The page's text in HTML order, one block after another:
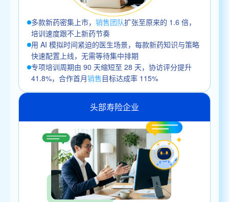
多款新药密集上市， 销售团队扩张至原来的 1.6 倍，
培训速度跟不上新药节奏
用 AI 模拟时间紧迫的医生场景，每款新药知识与策略
快速配置上线，无需等待集中排期
专项培训周期由 90 天缩短至 28 天，协访评分提升
41.8%，合作首月销售目标达成率 115%
头部寿险企业